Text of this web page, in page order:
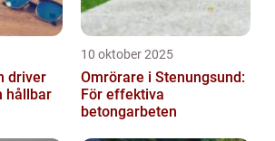
driver
hållbar
10 oktober 2025
Omrörare i Stenungsund:
För effektiva
betongarbeten